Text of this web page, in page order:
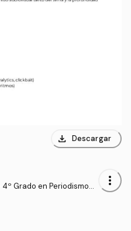
download Descargar
4º Grado en Periodismo
more_vert